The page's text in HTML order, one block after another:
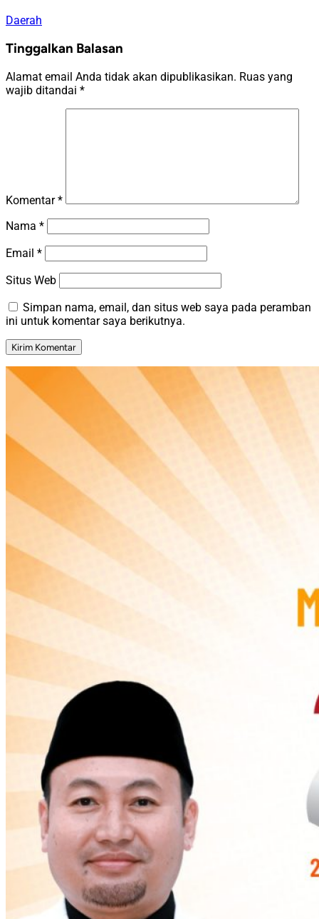
Daerah
Tinggalkan Balasan
Alamat email Anda tidak akan dipublikasikan. Ruas yang
wajib ditandai *
Komentar*
Nama *
Email *
Situs Web
Simpan nama, email, dan situs web saya pada peramban
ini untuk komentar saya berikutnya.